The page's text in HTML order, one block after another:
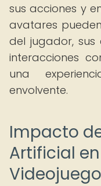
sus acciones y
avatares
del jugador, sus
interacciones
una
envolvente.
Impacto
Artificial